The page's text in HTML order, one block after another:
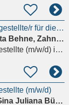
Zahnmedizinische/r Fachangestellte/r für die Behandlungsassistenz in den Bereichen Konservierende
Dr. med Kristin Bock & Jutta Behne, Zahnärztinnen
(m/w/d)in Mömbris, Mensengesäß
(m/w/d)
Zahnärztin Dr. med. dent. Gina Juliana Büchl